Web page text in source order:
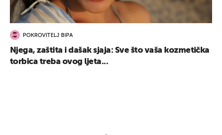
POKROVITELJ BIPA
Njega, zaštita i dašak sjaja: Sve što vaša kozmetička
torbica treba ovog ljeta...